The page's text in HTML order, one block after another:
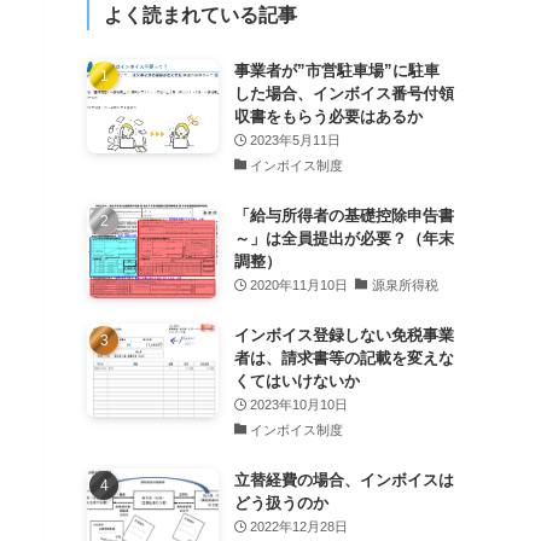
よく読まれている記事
事業者が”市営駐車場”に駐車
した場合、インボイス番号付領
収書をもらう必要はあるか
2023年5月11日
インボイス制度
「給与所得者の基礎控除申告書
～」は全員提出が必要？（年末
調整）
2020年11月10日 源泉所得税
インボイス登録しない免税事業
者は、請求書等の記載を変えな
くてはいけないか
2023年10月10日
インボイス制度
立替経費の場合、インボイスは
どう扱うのか
2022年12月28日